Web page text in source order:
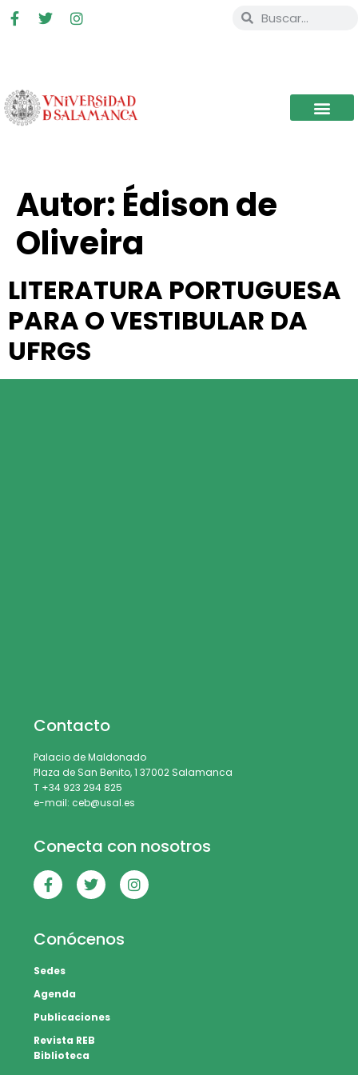
Autor: Édison de
Oliveira
LITERATURA PORTUGUESA
PARA O VESTIBULAR DA
UFRGS
Contacto
Palacio de Maldonado
Plaza de San Benito, 1 37002 Salamanca
T +34 923 294 825
e-mail: ceb@usal.es
Conecta con nosotros
Conócenos
Sedes
Agenda
Publicaciones
Revista REB
Biblioteca